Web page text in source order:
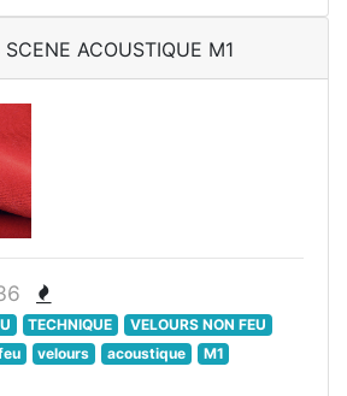
SCENE ACOUSTIQUE M1
TECHNIQUE VELOURS NON FEU
velours acoustique
M1